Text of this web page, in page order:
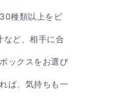
なもの
ざいません。
種類以上をピ
など、相手に合
ックスをお選び
ば、気持ちも一